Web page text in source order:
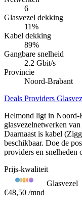
6
Glasvezel dekking
11%
Kabel dekking
89%
Gangbare snelheid
2.2 Gbit/s
Provincie
Noord-Brabant
Deals Providers
Helmond ligt in Noord-
glasvezelnetwerken
Daarnaast is kabel
beschikbaar. Doe de
providers en snelheden
Prijs-kwaliteit
Glasvezel
€48,50 /mnd